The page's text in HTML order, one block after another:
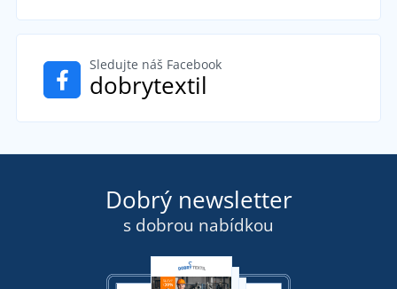
Sledujte náš Facebook
dobrytextil
Dobrý newsletter
s dobrou nabídkou